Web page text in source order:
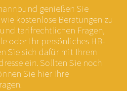
genießen Sie
kostenlose Beratungen zu
tarifrechtlichen Fragen,
oder Ihr persönliches HB-
Sie sich dafür mit Ihrem
ein. Sollten Sie noch
Sie hier Ihre